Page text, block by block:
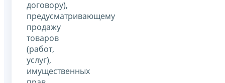
договору),
предусматривающему
продажу
товаров
(работ,
услуг),
имущественных